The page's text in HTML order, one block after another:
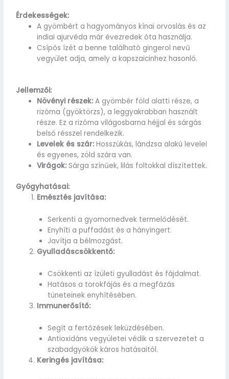
Érdekességek:
A gyömbért a hagyományos kínai orvoslás és az
indiai ajurvéda már évezredek óta használja.
Csípős ízét a benne található gingerol nevű
vegyület adja, amely a kapszaicinhez hasonló.
Jellemzői:
Növényi részek: A gyömbér föld alatti része, a
rizóma (gyöktörzs), a leggyakrabban használt
része. Ez a rizóma világosbarna héjjal és sárgás
belső résszel rendelkezik.
Levelek és szár: Hosszúkás, lándzsa alakú levelei
és egyenes, zöld szára van.
Virágok: Sárga színűek, lilás foltokkal díszítettek.
Gyógyhatásai:
Emésztés javítása:
Serkenti a gyomornedvek termelődését.
Enyhíti a puffadást és a hányingert.
Javítja a bélmozgást.
Gyulladáscsökkentő:
Csökkenti az ízületi gyulladást és fájdalmat.
Hatásos a torokfájás és a megfázás
tüneteinek enyhítésében.
Immunerősítő:
Segít a fertőzések leküzdésében.
Antioxidáns vegyületei védik a szervezetet a
szabadgyökök káros hatásaitól.
Keringés javítása: